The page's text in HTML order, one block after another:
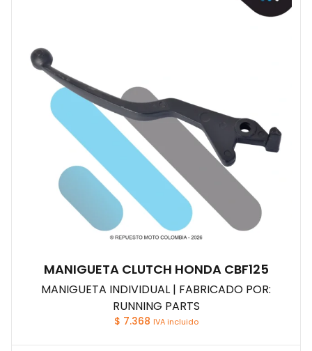
MANIGUETA CLUTCH HONDA CBF125
MANIGUETA INDIVIDUAL | FABRICADO POR:
RUNNING PARTS
$ 7.368 IVA incluido